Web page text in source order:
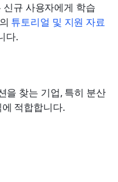
규 사용자에게 학습
튜토리얼 및 지원 자료
다.
을 찾는 기업, 특히 분산
적합합니다.